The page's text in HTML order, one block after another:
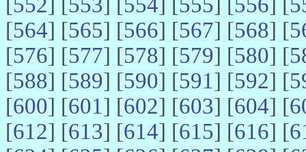
[564] [565] [566] [567] [568] [
[576] [577] [578] [579] [580] [
[588] [589] [590] [591] [592] [
[600] [601] [602] [603] [604] [
[612] [613] [614] [615] [616] [